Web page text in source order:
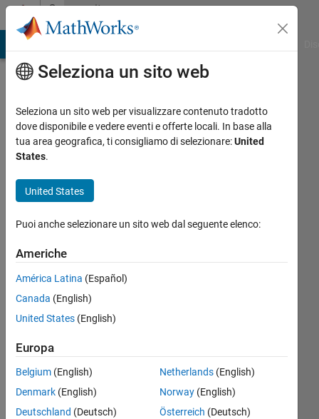
Vai al contenutoCommunity
Profile
Harshitha
Eshwar
Last
oltre 4
Attivo
Followers:
Follow
Seleziona un sito web
Seleziona un sito web per visualizzare contenuto tradotto
dove disponibile e vedere eventi e offerte locali. In base alla
tua area geografica, ti consigliamo di selezionare:United
States.
United States
Puoi anche selezionare un sito web dal seguente elenco:
Americhe
América Latina (Español)
Canada (English)
United States (English)
Europa
Belgium (English)
Denmark (English)
Deutschland (Deutsch)
Netherlands(English)
Norway(English)
Österreich (Deutsch)